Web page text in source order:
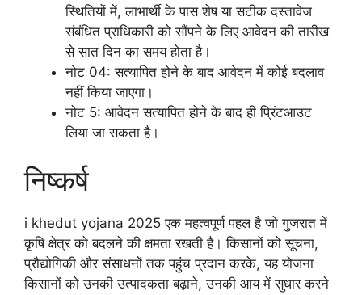
स्थितियों में, लाभार्थी के पास शेष या सटीक दस्तावेज
संबंधित प्राधिकारी को सौंपने के लिए आवेदन की तारीख
से सात दिन का समय होता है।
नोट 04: सत्यापित होने के बाद आवेदन में कोई बदलाव
नहीं किया जाएगा।
नोट 5: आवेदन सत्यापित होने के बाद ही प्रिंटआउट
लिया जा सकता है।
निष्कर्ष
i khedut yojana 2025 एक महत्वपूर्ण पहल है जो गुजरात में
कृषि क्षेत्र को बदलने की क्षमता रखती है। किसानों को सूचना,
प्रौद्योगिकी और संसाधनों तक पहुंच प्रदान करके, यह योजना
किसानों को उनकी उत्पादकता बढ़ाने, उनकी आय में सुधार करने